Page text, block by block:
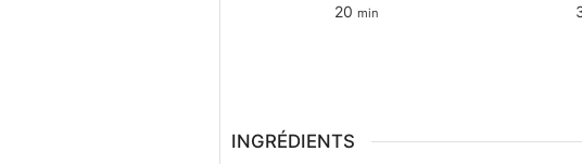
20 minutes
min
INGRÉDIENTS